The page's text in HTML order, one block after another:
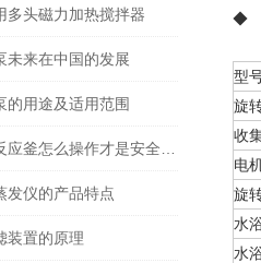
多头磁力加热搅拌器
未来在中国的发展
的用途及适用范围
发仪的产品特点
装置的原理
◆
型
旋
收
电
旋
水
水